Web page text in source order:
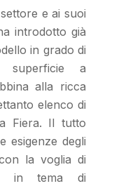
e ai suoi
introdotto già
in grado di
superficie a
alla ricca
elenco di
Fiera. Il tutto
esigenze degli
la voglia di
in tema di